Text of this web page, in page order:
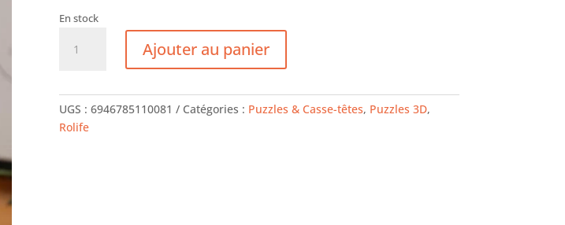
En stock
Puzzle
3D
Ajouter au panier
UGS : 6946785110081 Catégories : Puzzles & Casse-têtes, Puzzles 3D,
Rolife